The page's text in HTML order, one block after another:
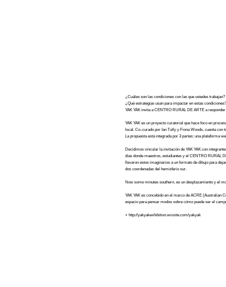
¿Cuáles son las condiciones con las que ustedes trabajan?
¿Qué estrategias usan para impactar en estas condiciones?
YAK YAK invita a CENTRO RURAL DE ARTE a responder
YAK YAK es un proyecto curatorial que hace foco en
local. Co–curado por Ian Tully y Fiona Woods, cuenta
La propuesta está integrada por 3 partes: una plataforma
Decidimos vincular la invitación de YAK YAK con
días donde maestros, estudiantes y el CENTRO RURAL
llevaron estos imaginarios a un formato de dibujo para
dos coordenadas del hemisferio sur.
Now some minutes southern, es un desplazamiento y el
YAK YAK es concebido en el marco de ACRE (Australian
espacio para pensar modos sobre cómo puede ser el
+ http://yakyakexhibition.wixsite.com/yakyak